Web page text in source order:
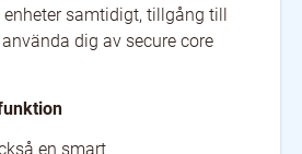
samtidigt, tillgång till
dig av secure core
en smart